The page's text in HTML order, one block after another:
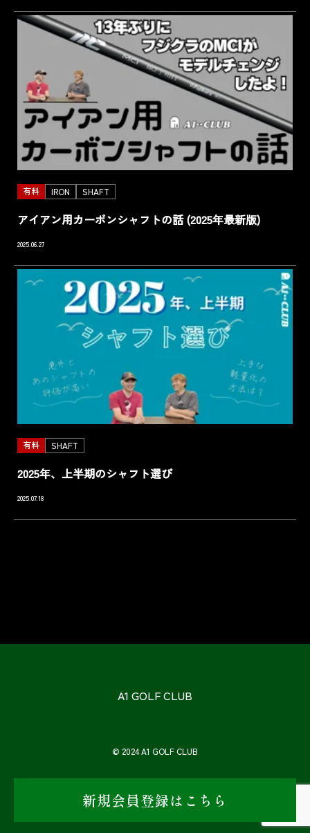
新規会員登録はこちら
有料 IRON SHAFT
アイアン用カーボンシャフトの話 (2025年最新版)
2025.06.27
有料 SHAFT
2025年、上半期のシャフト選び
2025.07.18
A1 GOLF CLUB
© 2024 A1 GOLF CLUB